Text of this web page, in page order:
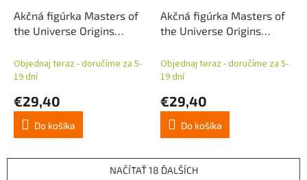
Akčná figúrka Masters of
the Universe Origins
14 cm
Objednaj teraz - doručíme za 5-
19 dní
€29,40
Do košíka
Akčná figúrka Masters of
the Universe Origins
14 cm
Objednaj teraz - doručíme za 5-
19 dní
€29,40
Do košíka
NAČÍTAŤ 18 ĎALŠÍCH